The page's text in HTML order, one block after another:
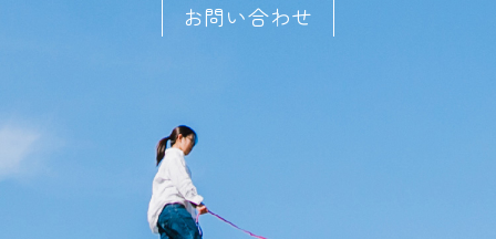
お問い合わせ